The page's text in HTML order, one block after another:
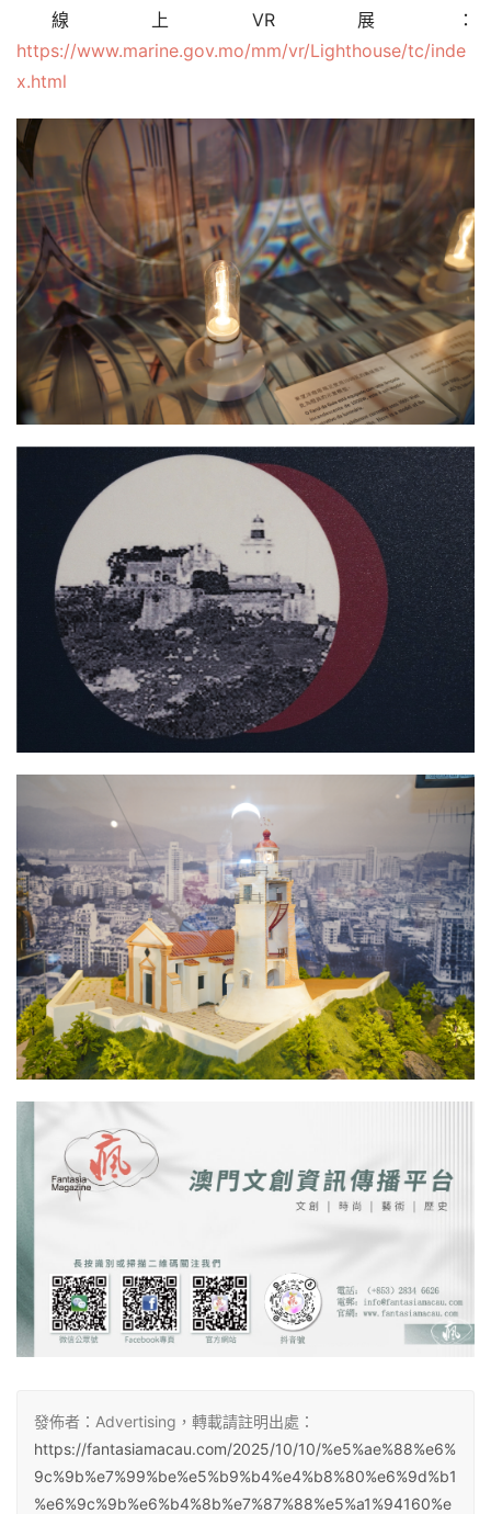
線上VR展：
https://www.marine.gov.mo/mm/vr/Lighthouse/tc/inde
x.html
發佈者：Advertising，轉載請註明出處：
https://fantasiamacau.com/2025/10/10/%e5%ae%88%e6%
9c%9b%e7%99%be%e5%b9%b4%e4%b8%80%e6%9d%b1
%e6%9c%9b%e6%b4%8b%e7%87%88%e5%a1%94160%e